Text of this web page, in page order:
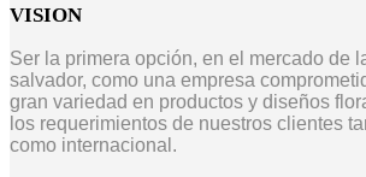
VISION
Ser la primera opción, en el mercado de
salvador, como una empresa
gran variedad en productos y diseños
los requerimientos de nuestros clientes
como internacional.